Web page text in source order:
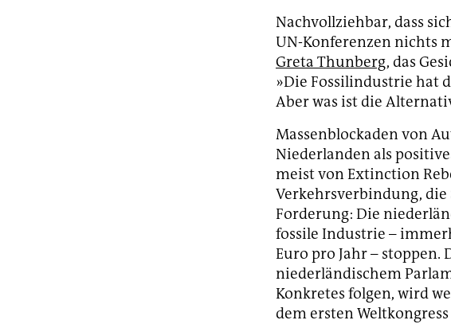
Nachvollziehbar, dass
UN-Konferenzen nichts
Greta Thunberg, das
»Die Fossilindustrie hat
Aber was ist die
Massenblockaden von
Niederlanden als
meist von Extinction
Verkehrsverbindung,
Forderung: Die
fossile Industrie –
Euro pro Jahr –
niederländischem
Konkretes folgen, wird
dem ersten